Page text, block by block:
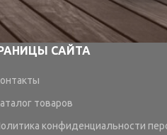
САЙТА
товаров
конфиденциальности